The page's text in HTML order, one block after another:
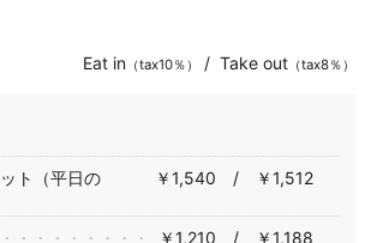
Eat in（tax10％） / Take out（tax8％）
ト（平日の
￥1,540 / ￥1,512
￥1,210 / ￥1,188